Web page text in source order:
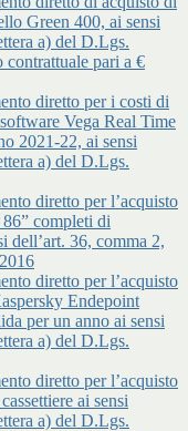
Green 400, ai sensi
a) del D.Lgs.
contrattuale pari a €
diretto per i costi di
Vega Real Time
2021-22, ai sensi
a) del D.Lgs.
diretto per l’acquisto
completi di
dell’art. 36, comma 2,
diretto per l’acquisto
Endepoint
per un anno ai sensi
a) del D.Lgs.
diretto per l’acquisto
ai sensi
a) del D.Lgs.